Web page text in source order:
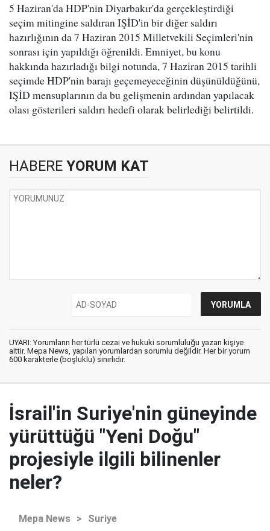
5 Haziran'da HDP'nin Diyarbakır'da gerçekleştirdiği
seçim mitingine saldıran IŞİD'in bir diğer saldırı
hazırlığının da 7 Haziran 2015 Milletvekili Seçimleri'nin
sonrası için yapıldığı öğrenildi. Emniyet, bu konu
hakkında hazırladığı bilgi notunda, 7 Haziran 2015 tarihli
seçimde HDP'nin barajı geçemeyeceğinin düşünüldüğünü,
IŞİD mensuplarının da bu gelişmenin ardından yapılacak
olası gösterileri saldırı hedefi olarak belirlediği belirtildi.
HABERE YORUM KAT
UYARI: Yorumların her türlü cezai ve hukuki sorumluluğu yazan kişiye
aittir. Mepa News, yapılan yorumlardan sorumlu değildir. Her bir yorum
600 karakterle (boşluklu) sınırlıdır.
İsrail'in Suriye'nin güneyinde
yürüttüğü "Yeni Doğu"
projesiyle ilgili bilinenler
neler?
Mepa News > Suriye